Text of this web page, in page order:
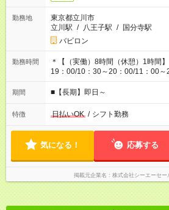
勤務地
東京都立川市
立川駅 / 八王子駅 / 国分寺駅
バビロン
勤務時間
＊【（実働）8時間（休憩）1時間
19：00/10：30～20：00/11：00
期間 ■【長期】即日～
特徴 日払いOK / シフト勤務
気になる！ 応募する
掲載元企業名 株式会社シーエーセー